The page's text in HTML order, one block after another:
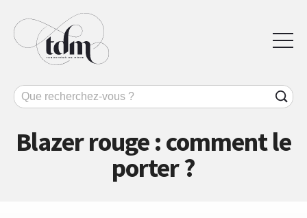
Blazer rouge : comment le
porter ?